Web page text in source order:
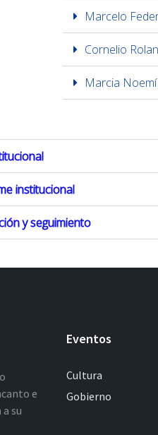
Marcelo
Cornelio
Marcia
institucional
y seguimiento
e
su
Eventos
Cultura
Gobierno